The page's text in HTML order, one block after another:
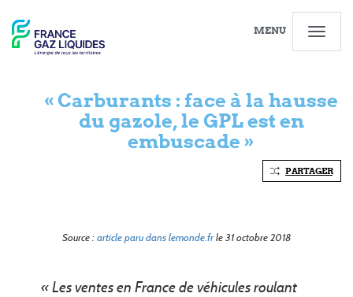
MENU
« Carburants : face à la hausse
du gazole, le GPL est en
embuscade »
PARTAGER
Source : article paru dans lemonde.frle 31 octobre 2018
« Les ventes en France de véhicules roulant